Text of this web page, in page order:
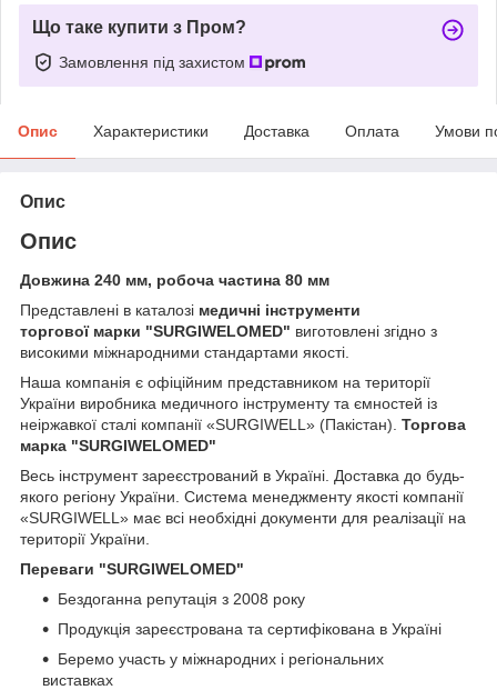
Що таке купити з Пром?
Замовлення під захистом
Опис Характеристики Доставка Оплата Умови
Опис
Опис
Довжина 240 мм, робоча частина 80 мм
Представлені в каталозі медичні інструменти
торгової марки "SURGIWELOMED" виготовлені згідно з
високими міжнародними стандартами якості.
Наша компанія є офіційним представником на території
України виробника медичного інструменту та ємностей із
неіржавкої сталі компанії «SURGIWELL» (Пакістан). Торгова
марка "SURGIWELOMED"
Весь інструмент зареєстрований в Україні. Доставка до будь-
якого регіону України. Система менеджменту якості компанії
«SURGIWELL» має всі необхідні документи для реалізації на
території України.
Переваги "SURGIWELOMED"
Бездоганна репутація з 2008 року
Продукція зареєстрована та сертифікована в Україні
Беремо участь у міжнародних і регіональних
виставках